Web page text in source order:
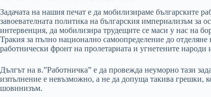
Задачата на нашия печат е да мобилизираме българските
завоевателната политика на българския империализъм за
интервенция, да мобилизира трудещите се маси у нас на
Тракия за пълно национално самоопределение до
работнически фронт на пролетариата и угнетените
Дългът на в.”Работничка” е да провежда неуморно тази
изпълнение е невъзможно, а не да допуща такива грешки,
шовинизъм.